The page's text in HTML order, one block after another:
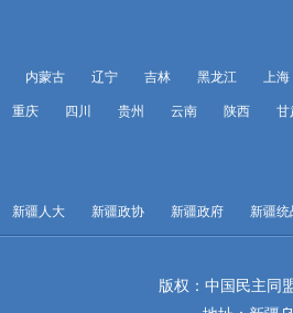
内蒙古 辽宁 吉林 黑龙江 上海
重庆 四川 贵州 云南 陕西 甘
新疆人大 新疆政协 新疆政府 新疆统
版权：中国民主同